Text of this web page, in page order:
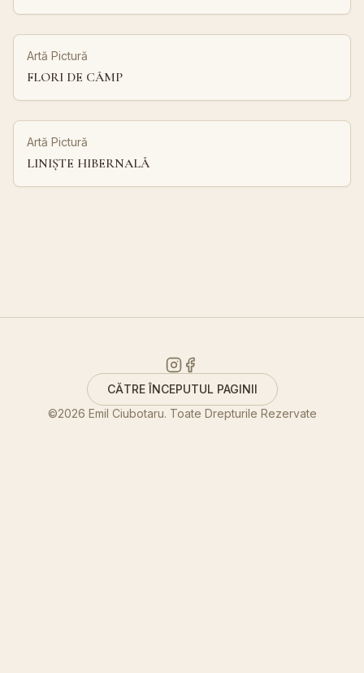
Artă Pictură
FLORI DE CÂMP
Artă Pictură
LINIȘTE HIBERNALĂ
CĂTRE ÎNCEPUTUL PAGINII
©2026 Emil Ciubotaru. Toate Drepturile Rezervate